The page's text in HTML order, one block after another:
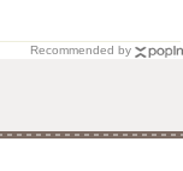
Recommended by